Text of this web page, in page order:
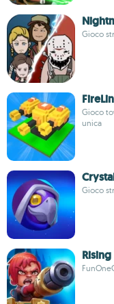
Gioco
Gioco
unica
Gioco